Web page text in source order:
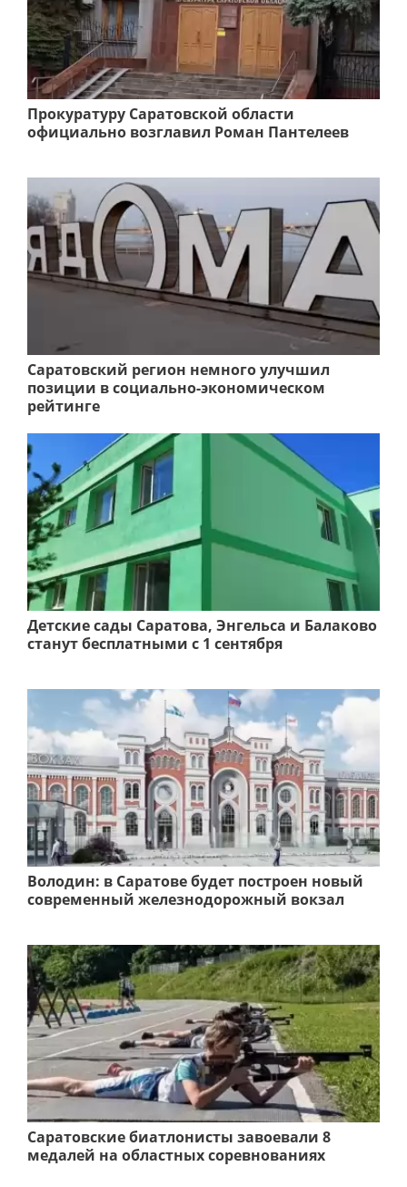
Прокуратуру Саратовской области
официально возглавил Роман Пантелеев
Саратовский регион немного улучшил
позиции в социально-экономическом
рейтинге
Детские сады Саратова, Энгельса и Балаково
станут бесплатными с 1 сентября
Володин: в Саратове будет построен новый
современный железнодорожный вокзал
Саратовские биатлонисты завоевали 8
медалей на областных соревнованиях